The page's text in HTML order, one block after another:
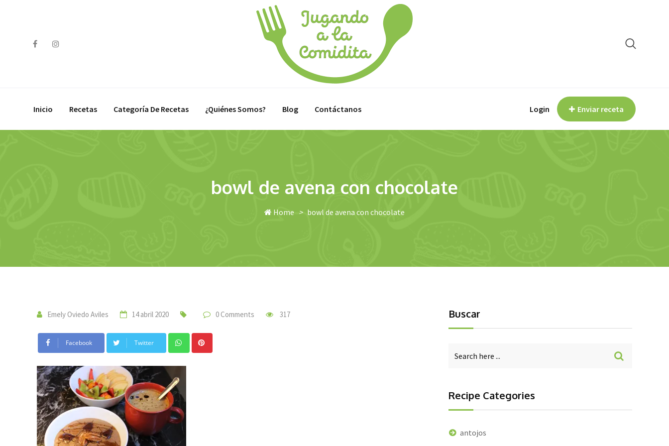
Inicio Recetas Categoría De Recetas ¿Quiénes Somos? Blog Contáctanos Login Enviar receta
bowl de avena con chocolate
Home > bowl de avena con chocolate
Emely Oviedo Aviles 14 abril 2020 0 Comments 317
Facebook Twitter Whatsapp
Buscar
Recipe Categories
antojos